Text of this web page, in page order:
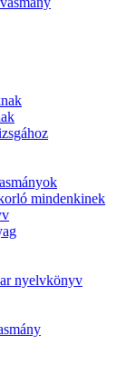
mindenkinek
nyelvkönyv